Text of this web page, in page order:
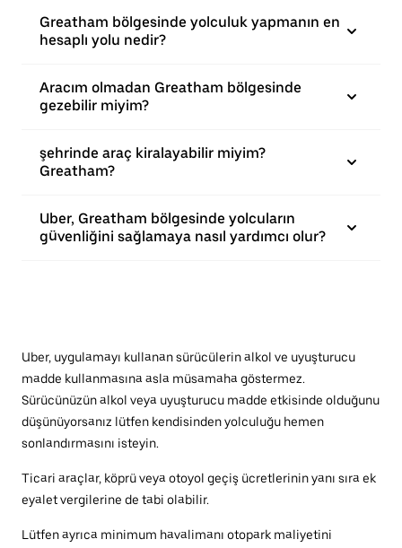
Greatham bölgesinde yolculuk yapmanın en
hesaplı yolu nedir?
Aracım olmadan Greatham bölgesinde
gezebilir miyim?
şehrinde araç kiralayabilir miyim?
Greatham?
Uber, Greatham bölgesinde yolcuların
güvenliğini sağlamaya nasıl yardımcı olur?
Uber, uygulamayı kullanan sürücülerin alkol ve uyuşturucu
madde kullanmasına asla müsamaha göstermez.
Sürücünüzün alkol veya uyuşturucu madde etkisinde olduğunu
düşünüyorsanız lütfen kendisinden yolculuğu hemen
sonlandırmasını isteyin.
Ticari araçlar, köprü veya otoyol geçiş ücretlerinin yanı sıra ek
eyalet vergilerine de tabi olabilir.
Lütfen ayrıca minimum havalimanı otopark maliyetini